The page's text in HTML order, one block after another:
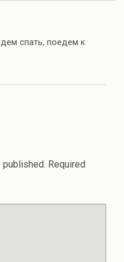
спать, поедем к
Required